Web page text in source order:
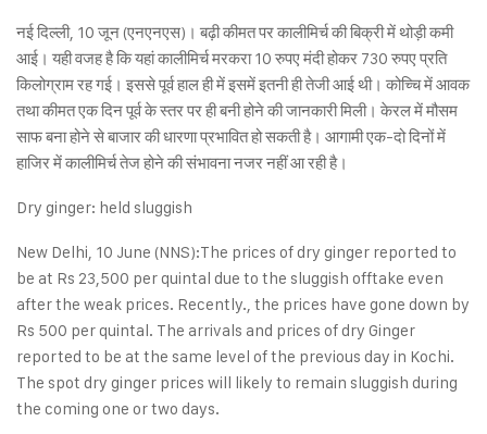
नई दिल्ली, 10 जून (एनएनएस)। बढ़ी कीमत पर कालीमिर्च की बिक्री में थोड़ी कमी
आई। यही वजह है कि यहां कालीमिर्च मरकरा 10 रुपए मंदी होकर 730 रुपए प्रति
किलोग्राम रह गई। इससे पूर्व हाल ही में इसमें इतनी ही तेजी आई थी। कोच्चि में आवक
तथा कीमत एक दिन पूर्व के स्तर पर ही बनी होने की जानकारी मिली। केरल में मौसम
साफ बना होने से बाजार की धारणा प्रभावित हो सकती है। आगामी एक-दो दिनों में
हाजिर में कालीमिर्च तेज होने की संभावना नजर नहीं आ रही है।
Dry ginger: held sluggish
New Delhi, 10 June (NNS):The prices of dry ginger reported to
be at Rs 23,500 per quintal due to the sluggish offtake even
after the weak prices. Recently., the prices have gone down by
Rs 500 per quintal. The arrivals and prices of dry Ginger
reported to be at the same level of the previous day in Kochi.
The spot dry ginger prices will likely to remain sluggish during
the coming one or two days.